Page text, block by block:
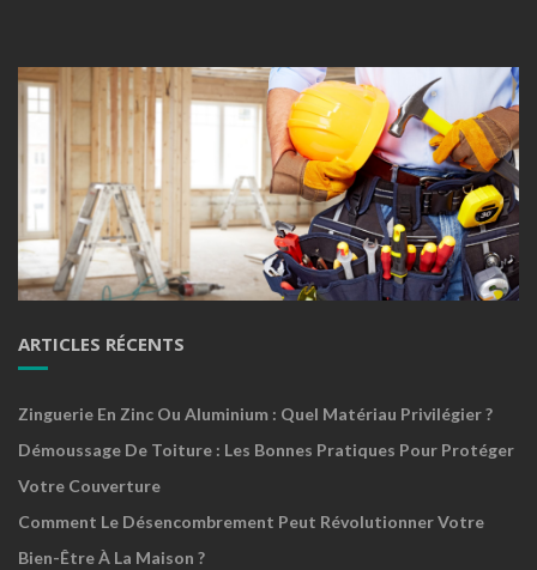
ARTICLES RÉCENTS
Zinguerie En Zinc Ou Aluminium : Quel Matériau Privilégier ?
Démoussage De Toiture : Les Bonnes Pratiques Pour Protéger
Votre Couverture
Comment Le Désencombrement Peut Révolutionner Votre
Bien-Être À La Maison ?